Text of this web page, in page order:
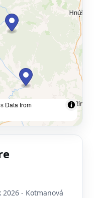
Data from
- Kotmanová